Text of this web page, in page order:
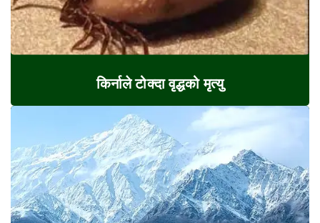
किर्नाले टोक्दा वृद्धको मृत्यु